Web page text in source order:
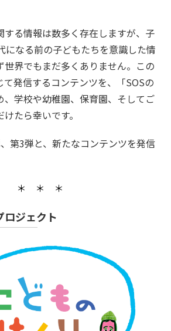
する情報は数多く存在しますが、子
になる前の子どもたちを意識した情
世界でもまだ多くありません。この
発信するコンテンツを、「SOSの
、学校や幼稚園、保育園、そしてご
たら幸いです。
第3弾と、新たなコンテンツを発信
＊ ＊ ＊
ロジェクト